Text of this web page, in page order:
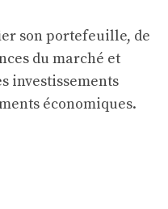
son portefeuille, de
du marché et
investissements
économiques.